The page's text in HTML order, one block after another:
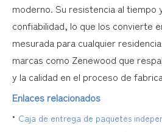
moderno. Su resistencia al tiempo
confiabilidad, lo que los convierte
mesurada para cualquier
marcas como Zenewood que
y la calidad en el proceso de
Enlaces relacionados
• Caja de entrega de paquetes